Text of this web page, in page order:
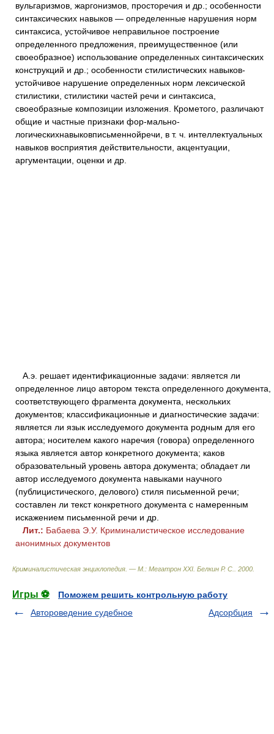
вульгаризмов, жаргонизмов, просторечия и др.; особенности
синтаксических навыков — определенные нарушения норм
синтаксиса, устойчивое неправильное построение
определенного предложения, преимущественное (или
своеобразное) использование определенных синтаксических
конструкций и др.; особенности стилистических навыков-
устойчивое нарушение определенных норм лексической
стилистики, стилистики частей речи и синтаксиса,
своеобразные композиции изложения. Крометого, различают
общие и частные признаки фор-мально-
логическихнавыковписьменнойречи, в т. ч. интеллектуальных
навыков восприятия действительности, акцентуации,
аргументации, оценки и др.
А.э. решает идентификационные задачи: является ли
определенное лицо автором текста определенного документа,
соответствующего фрагмента документа, нескольких
документов; классификационные и диагностические задачи:
является ли язык исследуемого документа родным для его
автора; носителем какого наречия (говора) определенного
языка является автор конкретного документа; каков
образовательный уровень автора документа; обладает ли
автор исследуемого документа навыками научного
(публицистического, делового) стиля письменной речи;
составлен ли текст конкретного документа с намеренным
искажением письменной речи и др.
Лит.: Бабаева Э.У. Криминалистическое исследование
анонимных документов
Криминалистическая энциклопедия. — М.: Мегатрон XXI Белкин Р. С. 2000
Игры ⚽
Поможем решить контрольную работу
Автороведение судебное
Адсорбция